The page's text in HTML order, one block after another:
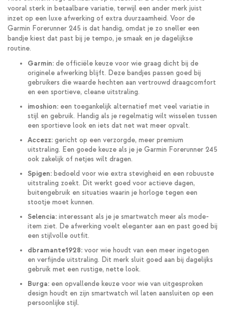
vooral sterk in betaalbare variatie, terwijl een ander merk juist
inzet op een luxe afwerking of extra duurzaamheid. Voor de
Garmin Forerunner 245 is dat handig, omdat je zo sneller een
bandje kiest dat past bij je tempo, je smaak en je dagelijkse
routine.
Garmin: de officiële keuze voor wie graag dicht bij de
originele afwerking blijft. Deze bandjes passen goed bij
gebruikers die waarde hechten aan vertrouwd draagcomfort
en een sportieve, cleane uitstraling.
imoshion: een toegankelijk alternatief met veel variatie in
stijl en gebruik. Handig als je regelmatig wilt wisselen tussen
een sportieve look en iets dat net wat meer opvalt.
Accezz: gericht op een verzorgde, meer premium
uitstraling. Een goede keuze als je je Garmin Forerunner 245
ook zakelijk of netjes wilt dragen.
Spigen: bedoeld voor wie extra stevigheid en een robuuste
uitstraling zoekt. Dit werkt goed voor actieve dagen,
buitengebruik en situaties waarin je horloge tegen een
stootje moet kunnen.
Selencia: interessant als je je smartwatch meer als mode-
item ziet. De afwerking voelt eleganter aan en past goed bij
een stijlvolle outfit.
dbramante1928: voor wie houdt van een meer ingetogen
en verfijnde uitstraling. Dit merk sluit goed aan bij dagelijks
gebruik met een rustige, nette look.
Burga: een opvallende keuze voor wie van uitgesproken
design houdt en zijn smartwatch wil laten aansluiten op een
persoonlijke stijl.